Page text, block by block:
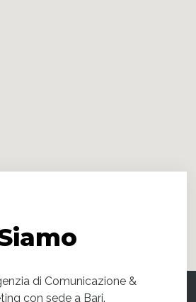
di Comunicazione &
con sede a Bari.